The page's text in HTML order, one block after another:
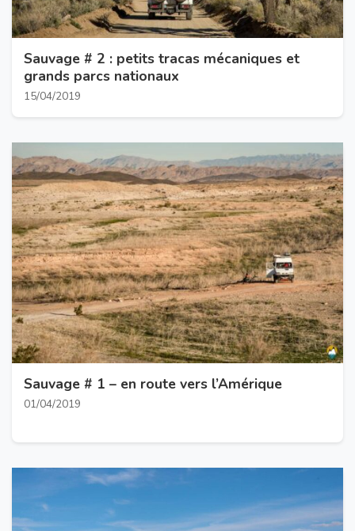
Sauvage # 2 : petits tracas mécaniques et
grands parcs nationaux
15/04/2019
Sauvage # 1 – en route vers l’Amérique
01/04/2019